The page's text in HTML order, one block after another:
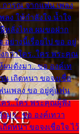
ารุณ จากแฟน เพลง
ลง ให้กำลังใจ น้ำใจ
หลั่งไหล ผมขอฝาก
อย่างนี้เรื่อยไป ขอ อยู่
กว่าใคร..ใคร พระคุณ
ผมดังมา.. ขอ องค์เท
เถิดหนา ขอจงเชื่อ
นเพลง ขอ อยู่คู่แฟน
คร..ใคร พระคุณผู้ฟัง
มา.. ขอ องค์เทวา
ดหนา ขอจงเชื่อใจ ไว้